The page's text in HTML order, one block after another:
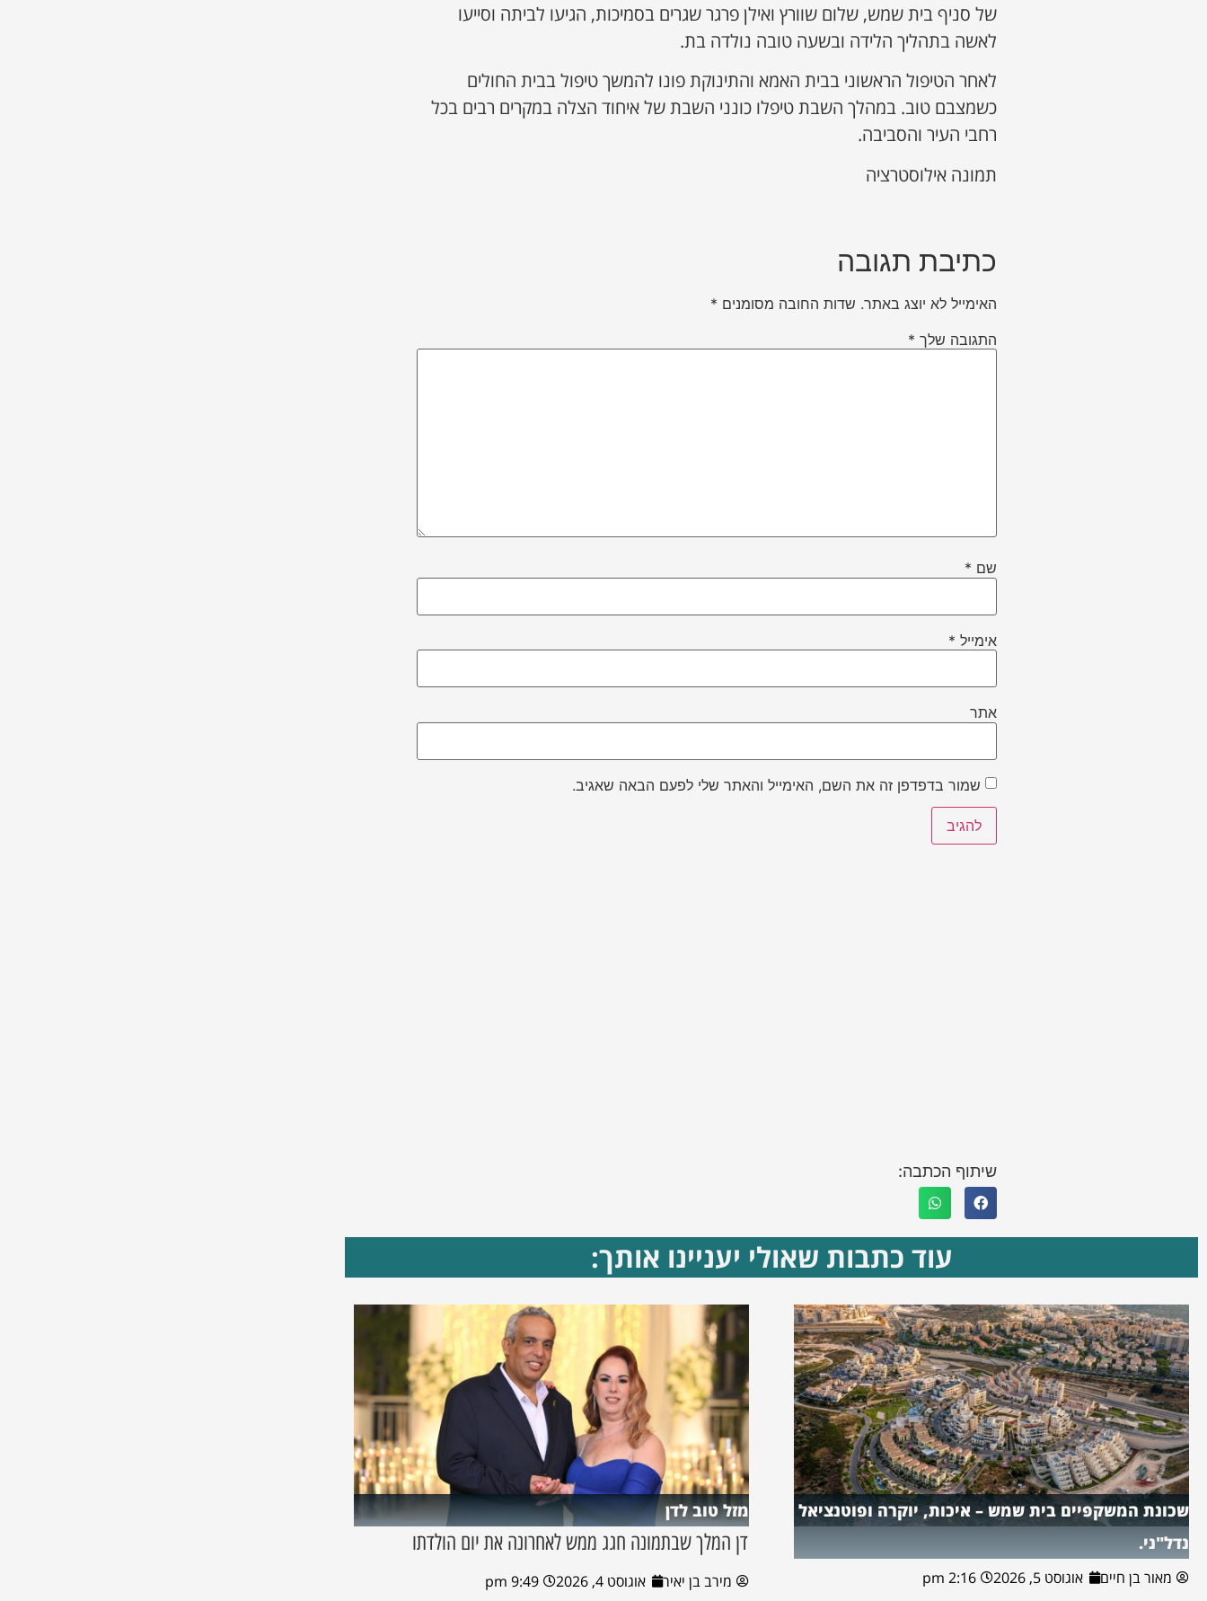
של סניף בית שמש, שלום שוורץ ואילן פרגר שגרים בסמיכות, הגיעו לביתה וסייעו
לאשה בתהליך הלידה ובשעה טובה נולדה בת.
לאחר הטיפול הראשוני בבית האמא והתינוקת פונו להמשך טיפול בבית החולים
כשמצבם טוב. במהלך השבת טיפלו כונני השבת של איחוד הצלה במקרים רבים בכל
רחבי העיר והסביבה.
תמונה אילוסטרציה
כתיבת תגובה
האימייל לא יוצג באתר. שדות החובה מסומנים *
התגובה שלך *
שם *
אימייל *
אתר
שמור בדפדפן זה את השם, האימייל והאתר שלי לפעם הבאה שאגיב.
שיתוף הכתבה:
עוד כתבות שאולי יעניינו אותך:
שכונת המשקפיים בית שמש – איכות, יוקרה ופוטנציאל
נדל"ני.
מאור בן חיים אוגוסט 5, 2026 2:16 pm
מזל טוב לדן
דן המלך שבתמונה חגג ממש לאחרונה את יום הולדתו
מירב בן יאיר אוגוסט 4, 2026 9:49 pm